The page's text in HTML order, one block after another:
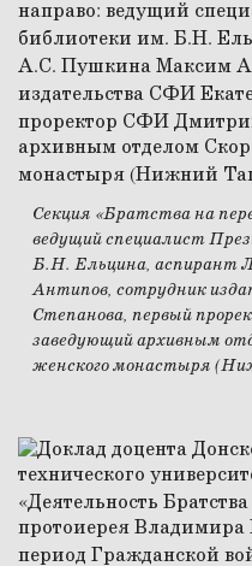
Секция «Братства на
ведущий специалист
Б.Н. Ельцина, аспирант
Антипов, сотрудник
Степанова, первый
заведующий архивным
женского монастыря